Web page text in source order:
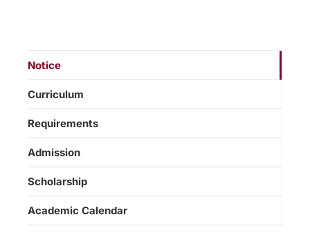
Notice
Curriculum
Requirements
Admission
Scholarship
Academic Calendar